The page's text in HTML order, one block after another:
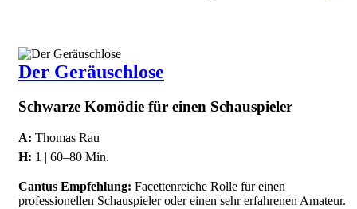
Der Geräuschlose
Schwarze Komödie für einen Schauspieler
A: Thomas Rau
H: 1 | 60–80 Min.
Cantus Empfehlung: Facettenreiche Rolle für einen
professionellen Schauspieler oder einen sehr erfahrenen Amateur.